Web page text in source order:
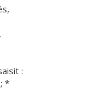
:
*